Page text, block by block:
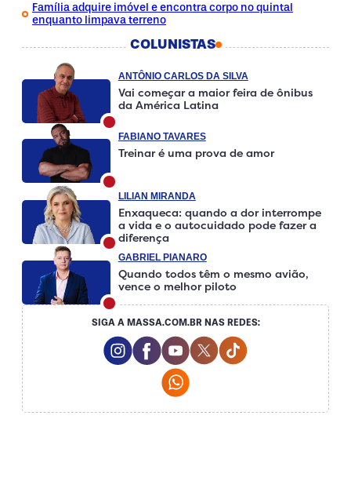
Família adquire imóvel e encontra corpo no quintal
enquanto limpava terreno
COLUNISTAS
ANTÔNIO CARLOS DA SILVA
Vai começar a maior feira de ônibus
da América Latina
FABIANO TAVARES
Treinar é uma prova de amor
LILIAN MIRANDA
Enxaqueca: quando a dor interrompe
a vida e o autocuidado pode fazer a
diferença
GABRIEL PIANARO
Quando todos têm o mesmo avião,
vence o melhor piloto
SIGA A MASSA.COM.BR NAS REDES:
Instagram Social Media
Facebook Social Media
Youtube Social Media
Twitter Social Media
Tiktok Social